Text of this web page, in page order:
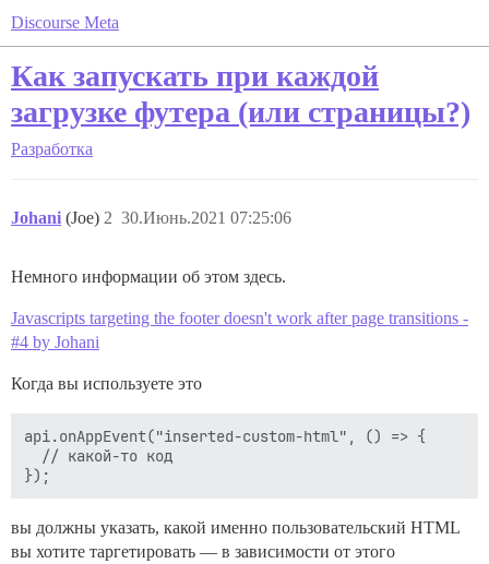
Discourse Meta
Как запускать при каждой
загрузке футера (или страницы?)
Разработка
Johani (Joe) 30.Июнь.2021 07:25:06
2
Немного информации об этом здесь.
Javascripts targeting the footer doesn't work after page transitions -
#4 by Johani
Когда вы используете это
api.onAppEvent("inserted-custom-html", () => {
  // какой-то код
вы должны указать, какой именно пользовательский HTML
вы хотите таргетировать — в зависимости от этого